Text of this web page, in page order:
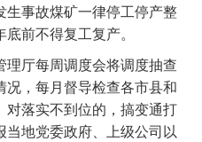
事故煤矿一律停工停产整
前不得复工复产。
理厅每周调度会将调度抽查
，每月督导检查各市县和
落实不到位的，搞变通打
地党委政府、上级公司以